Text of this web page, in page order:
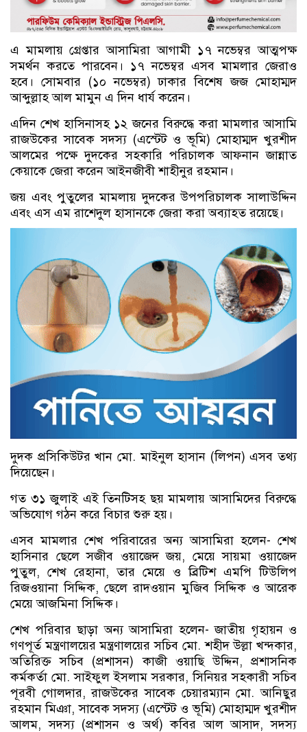
এ মামলায় গ্রেপ্তার আসামিরা আগামী ১৭ নভেম্বর আত্মপক্ষ
সমর্থন করতে পারবেন। ১৭ নভেম্বর এসব মামলার জেরাও
হবে। সোমবার (১০ নভেম্বর) ঢাকার বিশেষ জজ মোহাম্মদ
আব্দুল্লাহ আল মামুন এ দিন ধার্য করেন।
এদিন শেখ হাসিনাসহ ১২ জনের বিরুদ্ধে করা মামলার আসামি
রাজউকের সাবেক সদস্য (এস্টেট ও ভূমি) মোহাম্মদ খুরশীদ
আলমের পক্ষে দুদকের সহকারি পরিচালক আফনান জান্নাত
কেয়াকে জেরা করেন আইনজীবী শাহীনুর রহমান।
জয় এবং পুতুলের মামলায় দুদকের উপপরিচালক সালাউদ্দিন
এবং এস এম রাশেদুল হাসানকে জেরা করা অব্যাহত রয়েছে।
দুদক প্রসিকিউটর খান মো. মাইনুল হাসান (লিপন) এসব তথ্য
দিয়েছেন।
গত ৩১ জুলাই এই তিনটিসহ ছয় মামলায় আসামিদের বিরুদ্ধে
অভিযোগ গঠন করে বিচার শুরু হয়।
এসব মামলার শেখ পরিবারের অন্য আসামিরা হলেন- শেখ
হাসিনার ছেলে সজীব ওয়াজেদ জয়, মেয়ে সায়মা ওয়াজেদ
পুতুল, শেখ রেহানা, তার মেয়ে ও ব্রিটিশ এমপি টিউলিপ
রিজওয়ানা সিদ্দিক, ছেলে রাদওয়ান মুজিব সিদ্দিক ও আরেক
মেয়ে আজমিনা সিদ্দিক।
শেখ পরিবার ছাড়া অন্য আসামিরা হলেন- জাতীয় গৃহায়ন ও
গণপূর্ত মন্ত্রণালয়ের মন্ত্রণালয়ের সচিব মো. শহীদ উল্লা খন্দকার,
অতিরিক্ত সচিব (প্রশাসন) কাজী ওয়াছি উদ্দিন, প্রশাসনিক
কর্মকর্তা মো. সাইফুল ইসলাম সরকার, সিনিয়র সহকারী সচিব
পূরবী গোলদার, রাজউকের সাবেক চেয়ারম্যান মো. আনিছুর
রহমান মিঞা, সাবেক সদস্য (এস্টেট ও ভূমি) মোহাম্মদ খুরশীদ
আলম, সদস্য (প্রশাসন ও অর্থ) কবির আল আসাদ, সদস্য